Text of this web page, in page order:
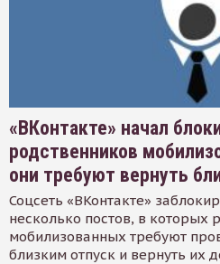
«ВКонтакте» начал
родственников
они требуют вернуть
Соцсеть «ВКонтакте»
несколько постов, в которых
мобилизованных требуют
близким отпуск и вернуть их